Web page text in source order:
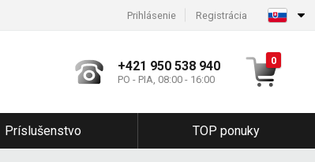
Prihlásenie Registrácia
+421 950 538 940
PO - PIA, 08:00 - 16:00
0
Príslušenstvo TOP ponuky